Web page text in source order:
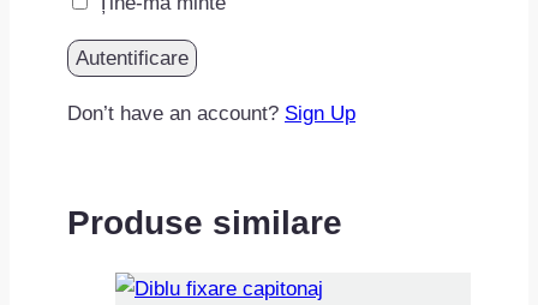
Don’t have an account? Sign Up
Produse similare